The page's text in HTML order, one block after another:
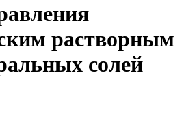
растворным
солей